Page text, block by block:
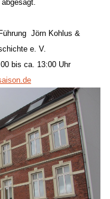
Jörn Kohlus &
e. V.
bis ca. 1 3:00 Uhr